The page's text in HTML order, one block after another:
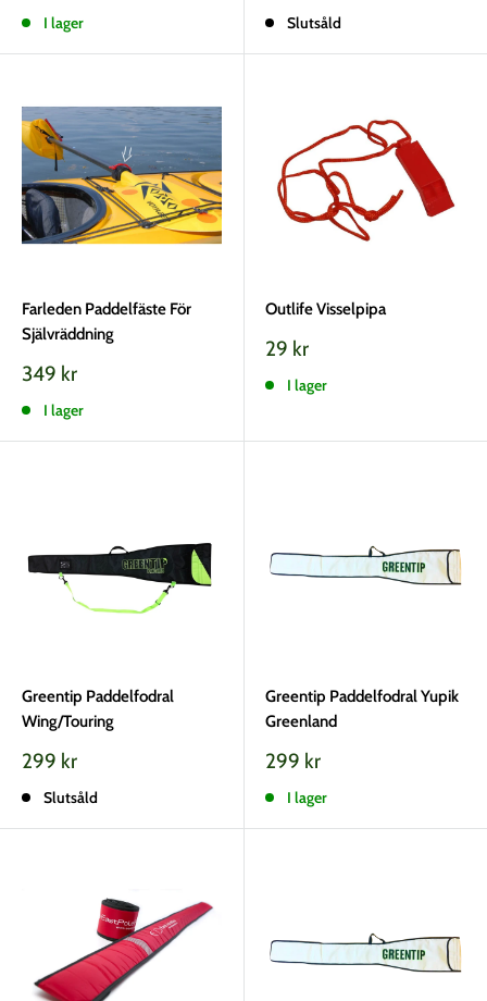
I lager Slutsåld
Farleden Paddelfäste För
Självräddning
Vårt
349 kr
I lager
Outlife Visselpipa
Vårt
29 kr
I lager
Greentip Paddelfodral
Wing/Touring
Vårt
299 kr
Slutsåld
Greentip Paddelfodral Yupik
Greenland
Vårt
299 kr
I lager